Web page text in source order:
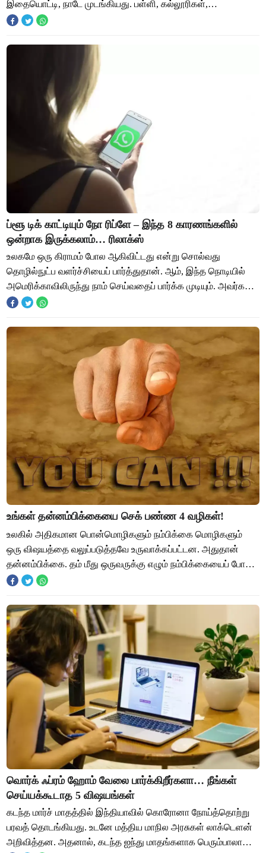
இதையொட்டி, நாடே முடங்கியது. பள்ளி, கல்லூரிகள்,
அலுவலகங்கள் என எதுவுமே இயங்க வில்லை. இந
ப்ளூ டிக் காட்டியும் நோ ரிப்ளே – இந்த 8 காரணங்களில்
ஒன்றாக இருக்கலாம்… ரிலாக்ஸ்
உலகமே ஒரு கிராமம் போல ஆகிவிட்டது என்று சொல்வது
தொழில்நுட்ப வளர்ச்சியைப் பார்த்துதான். ஆம், இந்த நொடியில்
அமெரிக்காவிலிருந்து நாம் செய்வதைப் பார்க்க முடியும். அவர்கள்
சொல்லும் செய்தியைக் கேட்க முடியும
உங்கள் தன்னம்பிக்கையை செக் பண்ண 4 வழிகள்!
உலகில் அதிகமான பொன்மொழிகளும் நம்பிக்கை மொழிகளும்
ஒரு விஷயத்தை வலுப்படுத்தவே உருவாக்கப்பட்டன. அதுதான்
தன்னம்பிக்கை. தம் மீது ஒருவருக்கு எழும் நம்பிக்கையைப் போல
பெரிய பலம் வேறு எதுவுமில்லை. இப்படிச் சொ
வொர்க் ஃப்ரம் ஹோம் வேலை பார்க்கிறீர்களா… நீங்கள்
செய்யக்கூடாத 5 விஷயங்கள்
கடந்த மார்ச் மாதத்தில் இந்தியாவில் கொரோனா நோய்த்தொற்று
பரவத் தொடங்கியது. உடனே மத்திய மாநில அரசுகள் லாக்டெளன்
அறிவித்தன. அதனால், கடந்த ஐந்து மாதங்களாக பெரும்பாலான